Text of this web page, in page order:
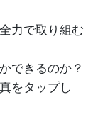
力で取り組む
できるのか？
をタップし